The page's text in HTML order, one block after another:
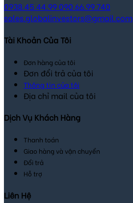
0938.45.44.99090.66.99.740
sales.globalinvestors@gmail.com
Tài Khoản Của Tôi
Đơn hàng của tôi
Đơn đổi trả của tôi
Thông tin của tôi
Địa chỉ mail của tôi
Dịch Vụ Khách Hàng
Thanh toán
Giao hàng và vận chuyển
Đổi trả
Hỗ trợ
Liên Hệ